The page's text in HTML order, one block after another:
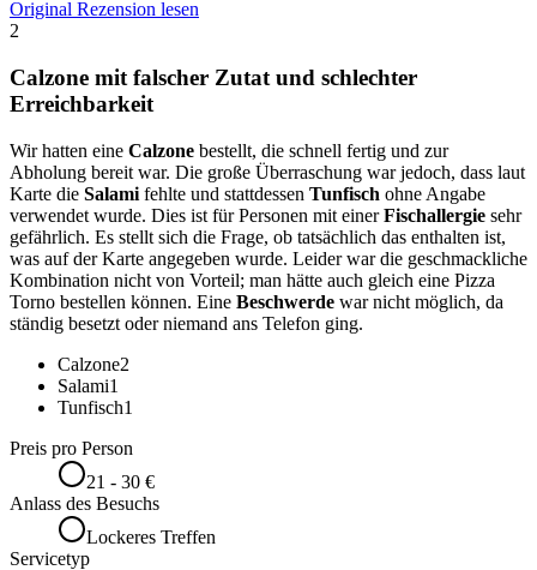
Original Rezension lesen
2
Calzone mit falscher Zutat und schlechter
Erreichbarkeit
Wir hatten eine Calzone bestellt, die schnell fertig und zur
Abholung bereit war. Die große Überraschung war jedoch, dass laut
Karte die Salami fehlte und stattdessen Tunfisch ohne Angabe
verwendet wurde. Dies ist für Personen mit einerFischallergie sehr
gefährlich. Es stellt sich die Frage, ob tatsächlich das enthalten ist,
was auf der Karte angegeben wurde. Leider war die geschmackliche
Kombination nicht von Vorteil; man hätte auch gleich eine Pizza
Torno bestellen können. Eine Beschwerde war nicht möglich, da
ständig besetzt oder niemand ans Telefon ging.
Calzone2
Salami1
Tunfisch1
Preis pro Person
21 - 30 €
Anlass des Besuchs
Lockeres Treffen
Servicetyp